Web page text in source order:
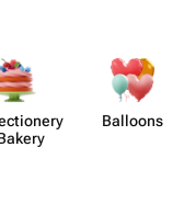
Balloons